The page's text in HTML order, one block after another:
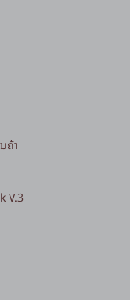
ຄ້າ
V.3